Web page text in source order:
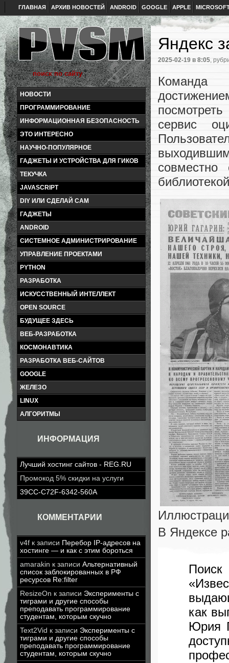
ГЛАВНАЯ АРХИВ НОВОСТЕЙ ANDROID GOOGLE APPLE
НОВОСТИ
ПРОГРАММИРОВАНИЕ
ИНФОРМАЦИОННАЯ БЕЗОПАСНОСТЬ
ЭТО ИНТЕРЕСНО
НАУЧНО-ПОПУЛЯРНОЕ
ГАДЖЕТЫ И УСТРОЙСТВА ДЛЯ ГИКОВ
ТЕКУЧКА
JAVASCRIPT
DIY ИЛИ СДЕЛАЙ САМ
ГАДЖЕТЫ
ANDROID
СИСТЕМНОЕ АДМИНИСТРИРОВАНИЕ
УПРАВЛЕНИЕ ПРОЕКТАМИ
PYTHON
РАЗРАБОТКА
ИСКУССТВЕННЫЙ ИНТЕЛЛЕКТ
OPEN SOURCE
БУДУЩЕЕ ЗДЕСЬ
ВЕБ-РАЗРАБОТКА
КОСМОНАВТИКА
РАЗРАБОТКА ВЕБ-САЙТОВ
GOOGLE
ЖЕЛЕЗО
LINUX
АЛГОРИТМЫ
ИНФОРМАЦИЯ
Лучший хостинг сайтов - REG.RU
Промокод 5% скидки на услуги
39CC-C72F-6342-560A
КОММЕНТАРИИ
v4f к записи Перебор IP-адресов на
хостинге — и как с этим бороться
amarakin к записи Альтернативный
список заблокированных в РФ
ресурсов Re:filter
ResizeOn к записи Эксперименты с
тиграми и другие способы
преподавать программирование
студентам, которым скучно
Text2Vid к записи Эксперименты с
тиграми и другие способы
преподавать программирование
студентам, которым скучно
Яндекс
2025-02-19 в 8:05,
Команда
сервис
совместно
В Яндексе
как
Юрия